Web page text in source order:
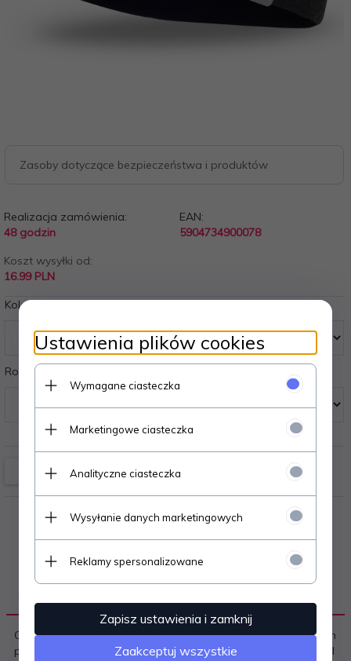
Zasoby dotyczące bezpieczeństwa i produktów
Realizacja zamówienia:
48 godzin
EAN:
5904734900078
Koszt wysyłki od:
16.99 PLN
Kolory:
Rozmiary:
Ciepła czapka męska - otok od wewnętrznej strony z ciepłym
polarem - ozdobna naszywka z logo P&M Skład: 100% akryl
Ustawienia plików cookies
Wymagane ciasteczka
Marketingowe ciasteczka
Analityczne ciasteczka
Wysyłanie danych marketingowych
Reklamy spersonalizowane
Zapisz ustawienia i zamknij
Zaakceptuj wszystkie